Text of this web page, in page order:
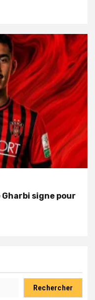
Gharbi signe pour
Rechercher